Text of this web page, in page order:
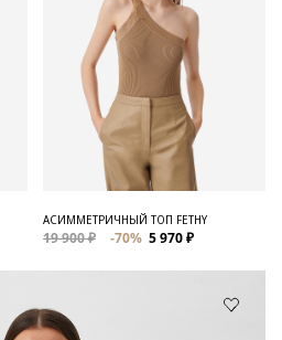
АСИММЕТРИЧНЫЙ ТОП FETHY
19 900 ₽ -70% 5 970 ₽